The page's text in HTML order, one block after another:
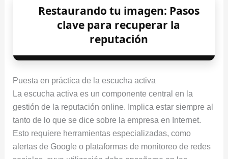
Restaurando tu imagen: Pasos
clave para recuperar la
reputación
Puesta en práctica de la escucha activa
La escucha activa es un componente central en la
gestión de la reputación online. Implica estar siempre al
tanto de lo que se dice sobre la empresa en Internet.
Esto requiere herramientas especializadas, como
alertas de Google o plataformas de monitoreo de redes